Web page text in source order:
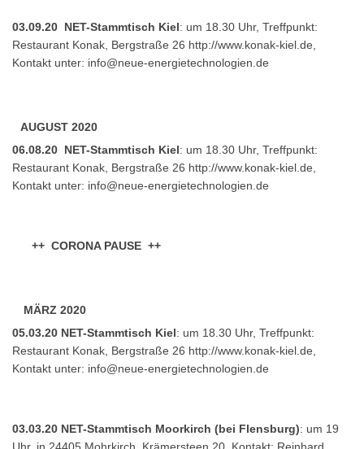
03.09.20 NET-Stammtisch Kiel: um 18.30 Uhr, Treffpunkt:
Restaurant Konak, Bergstraße 26 http://www.konak-kiel.de,
Kontakt unter: info@neue-energietechnologien.de
AUGUST 2020
06.08.20 NET-Stammtisch Kiel: um 18.30 Uhr, Treffpunkt:
Restaurant Konak, Bergstraße 26 http://www.konak-kiel.de,
Kontakt unter: info@neue-energietechnologien.de
++ CORONA PAUSE ++
MÄRZ 2020
05.03.20 NET-Stammtisch Kiel: um 18.30 Uhr, Treffpunkt:
Restaurant Konak, Bergstraße 26 http://www.konak-kiel.de,
Kontakt unter: info@neue-energietechnologien.de
03.03.20 NET-Stammtisch Moorkirch (bei Flensburg): um 19